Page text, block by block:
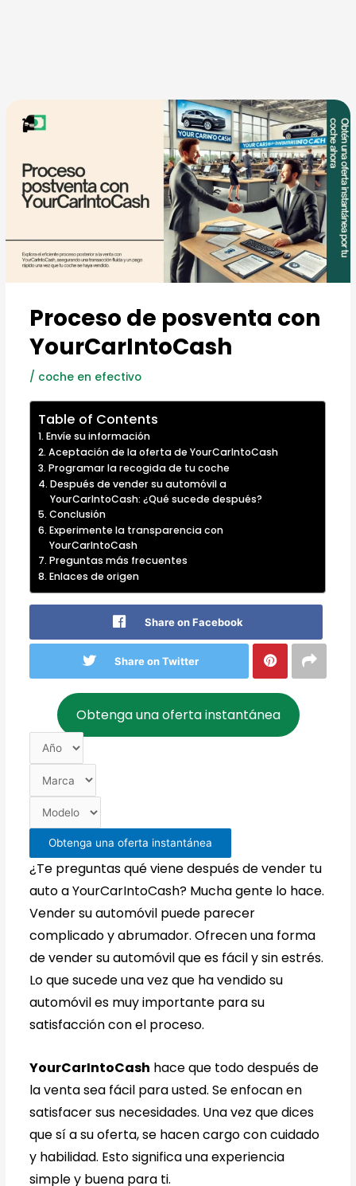
Proceso de posventa con
YourCarIntoCash
/ coche en efectivo
Table of Contents
Envíe su información
Aceptación de la oferta de YourCarIntoCash
Programar la recogida de tu coche
Después de vender su automóvil a
YourCarIntoCash: ¿Qué sucede después?
Conclusión
Experimente la transparencia con
YourCarIntoCash
Preguntas más frecuentes
Enlaces de origen
Share on Facebook
Share on Twitter
Obtenga una oferta instantánea
Obtenga una oferta instantánea
¿Te preguntas qué viene después de vender tu
auto a YourCarIntoCash? Mucha gente lo hace.
Vender su automóvil puede parecer
complicado y abrumador. Ofrecen una forma
de vender su automóvil que es fácil y sin estrés.
Lo que sucede una vez que ha vendido su
automóvil es muy importante para su
satisfacción con el proceso.
YourCarIntoCash hace que todo después de
la venta sea fácil para usted. Se enfocan en
satisfacer sus necesidades. Una vez que dices
que sí a su oferta, se hacen cargo con cuidado
y habilidad. Esto significa una experiencia
simple y buena para ti.